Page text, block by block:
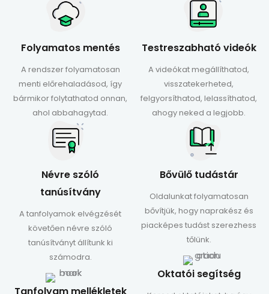
Folyamatos mentés
A rendszer folyamatosan
menti előrehaladásod, így
bármikor folytathatod onnan,
ahol abbahagytad.
Névre szóló
tanúsítvány
A tanfolyamok elvégzését
követően névre szóló
tanúsítványt állítunk ki
számodra.
Testreszabható videók
A videókat megállíthatod,
visszatekerheted,
felgyorsíthatod, lelassíthatod,
ahogy neked a legjobb.
Bővülő tudástár
Oldalunkat folyamatosan
bővítjük, hogy naprakész és
piacképes tudást szerezhess
tőlünk.
Oktatói segítség